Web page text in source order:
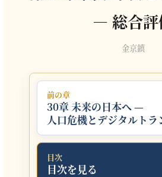
— 総合評
金京鎮
前の章
30章 未来の日本へ —
人口危機とデジタルトラ
ーション
目次
目次を見る